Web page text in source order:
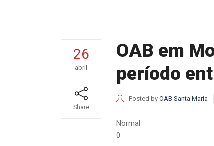
26
abril
Share
OAB em
período
Posted by OAB Santa Maria
Normal
0